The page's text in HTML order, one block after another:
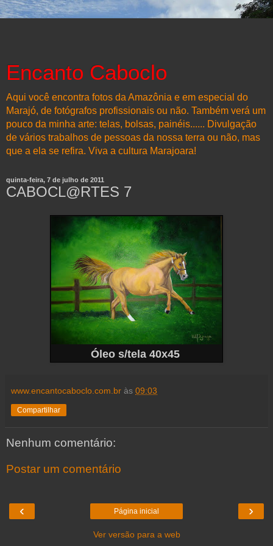
Encanto Caboclo
Aqui você encontra fotos da Amazônia e em especial do
Marajó, de fotógrafos profissionais ou não. Também verá um
pouco da minha arte: telas, bolsas, painéis...... Divulgação
de vários trabalhos de pessoas da nossa terra ou não, mas
que a ela se refira. Viva a cultura Marajoara!
quinta-feira, 7 de julho de 2011
CABOCL@RTES 7
Óleo s/tela 40x45
www.encantocaboclo.com.br às 09:03
Compartilhar
Nenhum comentário:
Postar um comentário
‹ ›
Página inicial
Ver versão para a web